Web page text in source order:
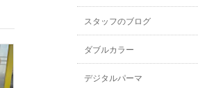
スタッフのブログ
ダブルカラー
デジタルパーマ